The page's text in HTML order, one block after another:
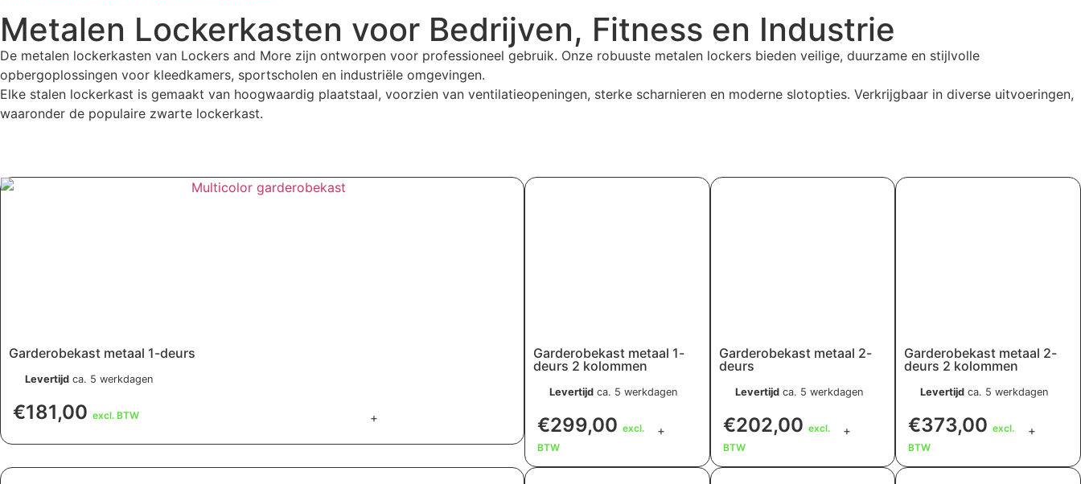
Metalen Lockerkasten voor Bedrijven, Fitness en Industrie
De metalen lockerkasten van Lockers and More zijn ontworpen voor professioneel gebruik. Onze robuuste metalen lockers bieden veilige, duurzame en stijlvolle
opbergoplossingen voor kleedkamers, sportscholen en industriële omgevingen.
Elke stalen lockerkast is gemaakt van hoogwaardig plaatstaal, voorzien van ventilatieopeningen, sterke scharnieren en moderne slotopties. Verkrijgbaar in diverse uitvoeringen,
waaronder de populaire zwarte lockerkast.
Garderobekast metaal 1-deurs
Levertijd ca. 5 werkdagen
€181,00 excl. BTW +
Garderobekast metaal 1-
deurs 2 kolommen
Levertijd ca. 5 werkdagen
€299,00 excl.
BTW
+
Garderobekast metaal 2-
deurs
Levertijdca. 5 werkdagen
€202,00 excl.
BTW
+
Garderobekast metaal 2-
deurs 2 kolommen
Levertijd ca. 5 werkdagen
€373,00 excl.
BTW
+